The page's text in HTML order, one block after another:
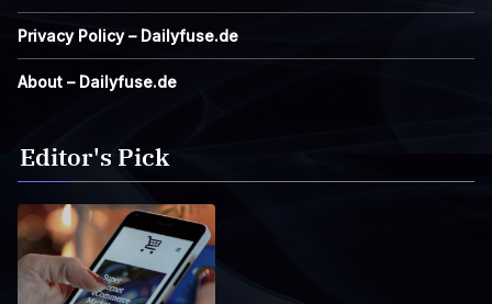
Privacy Policy – Dailyfuse.de
About – Dailyfuse.de
Editor's Pick